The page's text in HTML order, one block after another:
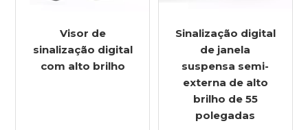
Visor de
sinalização digital
com alto brilho
Sinalização digital
de janela
suspensa semi-
externa de alto
brilho de 55
polegadas